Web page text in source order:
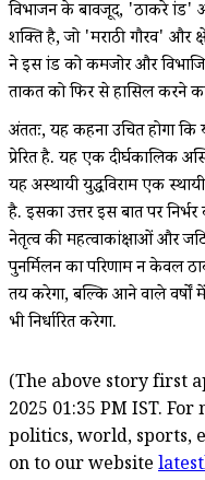
विभाजन के बावजूद, 'ठाकरे ब्रांड'
शक्ति है, जो 'मराठी गौरव' और
ने इस ब्रांड को कमजोर और
ताकत को फिर से हासिल करने
अंततः, यह कहना उचित होगा
प्रेरित है. यह एक दीर्घकालिक
यह अस्थायी युद्धविराम एक
है. इसका उत्तर इस बात पर
नेतृत्व की महत्वाकांक्षाओं और
पुनर्मिलन का परिणाम न केवल
तय करेगा, बल्कि आने वाले वर्षों में
भी निर्धारित करेगा.
(The above story first
2025 01:35 PM IST.
politics, world, sports,
on to our website